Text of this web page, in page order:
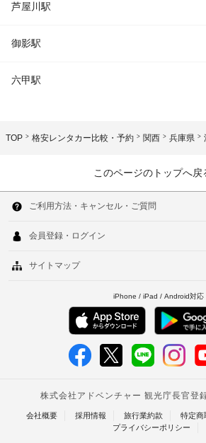
芦屋川駅
御影駅
六甲駅
TOP 格安レンタカー比較・予約 関西 兵庫県
このページのトップへ戻